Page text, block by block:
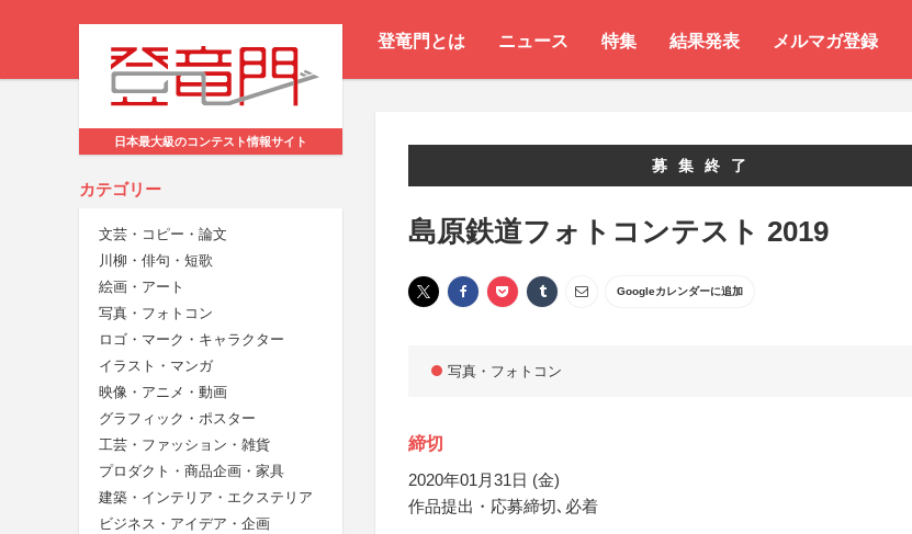
登竜門とは ニュース 特集 結果発表 メルマガ登録
日本最大級のコンテスト情報サイト
カテゴリー
文芸・コピー・論文
川柳・俳句・短歌
絵画・アート
写真・フォトコン
ロゴ・マーク・キャラクター
イラスト・マンガ
映像・アニメ・動画
グラフィック・ポスター
工芸・ファッション・雑貨
プロダクト・商品企画・家具
建築・インテリア・エクステリア
ビジネス・アイデア・企画
募集終了
島原鉄道フォトコンテスト 2019
Googleカレンダーに追加
写真・フォトコン
締切
2020年01月31日 (金)
作品提出・応募締切､必着